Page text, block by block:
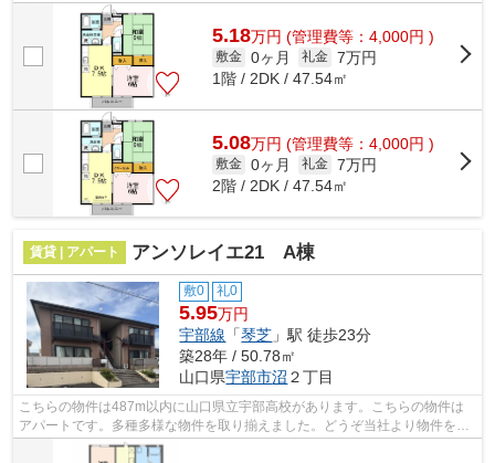
広々と空間を利用することも可能です...
5.18万円 (管理費等：4,000円 )
敷金 0ヶ月 礼金 7万円
1階 / 2DK / 47.54㎡
5.08万円 (管理費等：4,000円 )
敷金 0ヶ月 礼金 7万円
2階 / 2DK / 47.54㎡
賃貸 | アパート アンソレイエ21 A棟
敷0 礼0
5.95万円
宇部線 「琴芝 」駅 徒歩23分
築28年 / 50.78㎡
山口県宇部市沼 ２丁目
こちらの物件は487m以内に山口県立宇部高校があります。こちらの物件は
アパートです。多種多様な物件を取り揃えました。どうぞ当社より物件をお
選び下さい。スタッフ一同全力でお手伝...